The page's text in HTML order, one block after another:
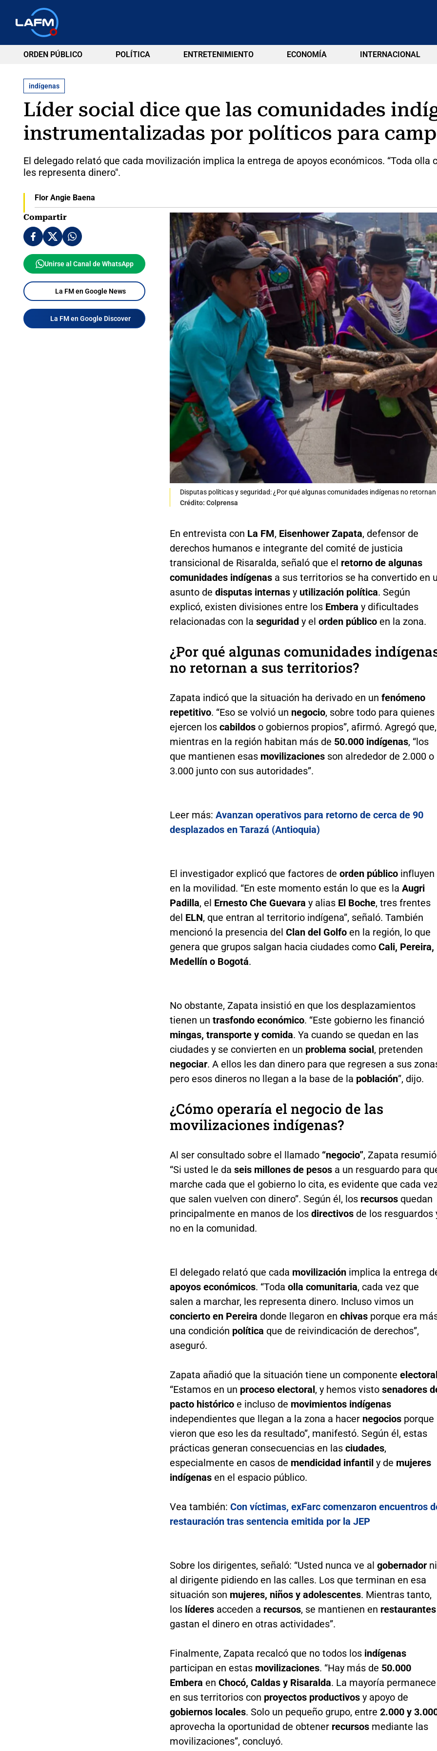
ORDEN PÚBLICO POLÍTICA ENTRETENIMIENTO ECONOMÍA INTERNACIONAL
indígenas
Líder social dice que las comunidades
instrumentalizadas por políticos para
El delegado relató que cada movilización implica la entrega de apoyos económicos. “Toda olla
les representa dinero".
Flor Angie Baena
Compartir
Unirse al Canal de WhatsApp
La FM en Google News
La FM en Google Discover
Disputas políticas y seguridad: ¿Por qué algunas comunidades indígenas no
Crédito: Colprensa
En entrevista con La FM, Eisenhower Zapata, defensor de
derechos humanos e integrante del comité de justicia
transicional de Risaralda, señaló que el retorno de algunas
comunidades indígenasa sus territorios se ha convertido en
asunto de disputas internasy utilización política. Según
explicó, existen divisiones entre los Embera y dificultades
relacionadas con la seguridad y el orden públicoen la zona.
¿Por qué algunas comunidades
no retornan a sus territorios?
Zapata indicó que la situación ha derivado en un fenómeno
repetitivo. “Eso se volvió un negocio, sobre todo para quienes
ejercen los cabildoso gobiernos propios”, afirmó. Agregó que,
mientras en la región habitan más de 50.000 indígenas, “los
que mantienen esas movilizacionesson alrededor de 2.000 o
3.000 junto con sus autoridades”.
Leer más: Avanzan operativos para retorno de cerca de 90
desplazados en Tarazá (Antioquia)
El investigador explicó que factores de orden públicoinfluyen
en la movilidad. “En este momento están lo que es la Augri
Padilla, el Ernesto Che Guevara y alias El Boche, tres frentes
del ELN, que entran al territorio indígena”, señaló. También
mencionó la presencia del Clan del Golfoen la región, lo que
genera que grupos salgan hacia ciudades como Cali, Pereira,
Medellín o Bogotá.
No obstante, Zapata insistió en que los desplazamientos
tienen un trasfondo económico. “Este gobierno les financió
mingas, transporte y comida. Ya cuando se quedan en las
ciudades y se convierten en un problema social, pretenden
negociar. A ellos les dan dinero para que regresen a sus
pero esos dineros no llegan a la base de la población”, dijo.
¿Cómo operaría el negocio de las
movilizaciones indígenas?
Al ser consultado sobre el llamado “negocio”, Zapata
“Si usted le da seis millones de pesosa un resguardo para
marche cada que el gobierno lo cita, es evidente que cada
que salen vuelven con dinero”. Según él, los recursosquedan
principalmente en manos de los directivosde los resguardos
no en la comunidad.
El delegado relató que cada movilizaciónimplica la entrega
apoyos económicos. “Toda olla comunitaria, cada vez que
salen a marchar, les representa dinero. Incluso vimos un
concierto en Pereira donde llegaron en chivasporque era
una condición política que de reivindicación de derechos”,
aseguró.
Zapata añadió que la situación tiene un componente
“Estamos en un proceso electoral, y hemos visto senadores
pacto históricoe incluso de movimientos indígenas
independientes que llegan a la zona a hacer negociosporque
vieron que eso les da resultado”, manifestó. Según él, estas
prácticas generan consecuencias en las ciudades,
especialmente en casos de mendicidad infantil y de mujeres
indígenasen el espacio público.
Vea también: Con víctimas, exFarc comenzaron encuentros
restauración tras sentencia emitida por la JEP
Sobre los dirigentes, señaló: “Usted nunca ve al gobernadorni
al dirigente pidiendo en las calles. Los que terminan en esa
situación son mujeres, niños y adolescentes. Mientras tanto,
los líderesacceden a recursos, se mantienen en restaurantes
gastan el dinero en otras actividades”.
Finalmente, Zapata recalcó que no todos los indígenas
participan en estas movilizaciones. “Hay más de 50.000
Embera en Chocó, Caldas y Risaralda. La mayoría permanece
en sus territorios con proyectos productivosy apoyo de
gobiernos locales. Solo un pequeño grupo, entre 2.000 y
aprovecha la oportunidad de obtener recursosmediante las
movilizaciones”, concluyó.